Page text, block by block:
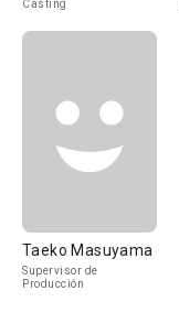
Casting
Taeko Masuyama
Supervisor de
Producción